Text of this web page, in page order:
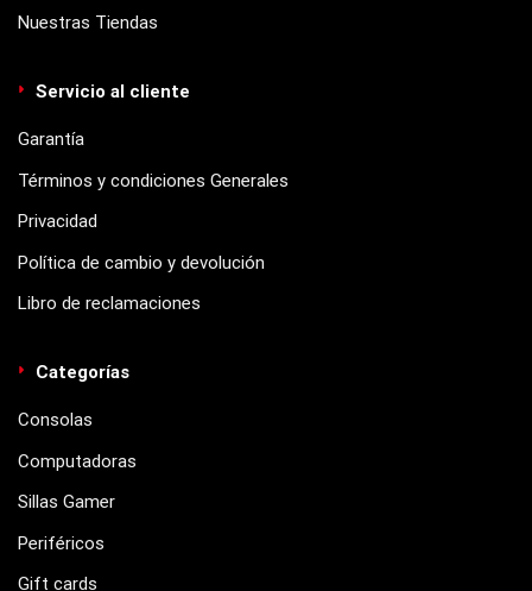
Nuestras Tiendas
Servicio al cliente
Garantía
Términos y condiciones Generales
Privacidad
Política de cambio y devolución
Libro de reclamaciones
Categorías
Consolas
Computadoras
Sillas Gamer
Periféricos
Gift cards